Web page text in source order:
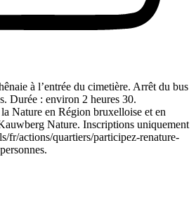
à l’entrée du cimetière. Arrêt du bus
Durée : environ 2 heures 30.
Nature en Région bruxelloise et en
Nature. Inscriptions uniquement
fr/actions/quartiers/participez-renature-